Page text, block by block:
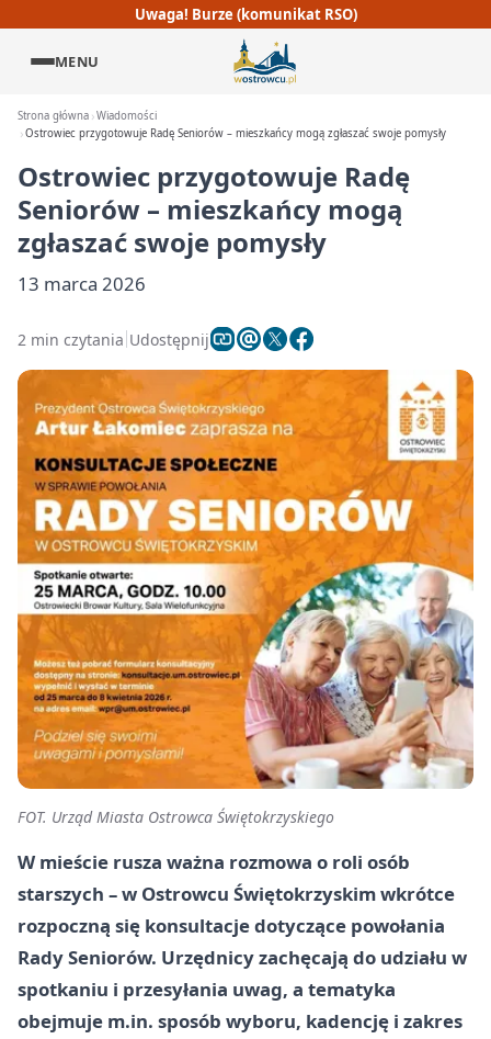
Uwaga! Burze (komunikat RSO)
MENU
Strona główna Wiadomości
Ostrowiec przygotowuje Radę Seniorów – mieszkańcy mogą zgłaszać swoje pomysły
Ostrowiec przygotowuje Radę
Seniorów – mieszkańcy mogą
zgłaszać swoje pomysły
13 marca 2026
2 min czytania Udostępnij
FOT. Urząd Miasta Ostrowca Świętokrzyskiego
W mieście rusza ważna rozmowa o roli osób
starszych – w Ostrowcu Świętokrzyskim wkrótce
rozpoczną się konsultacje dotyczące powołania
Rady Seniorów. Urzędnicy zachęcają do udziału w
spotkaniu i przesyłania uwag, a tematyka
obejmuje m.in. sposób wyboru, kadencję i zakres